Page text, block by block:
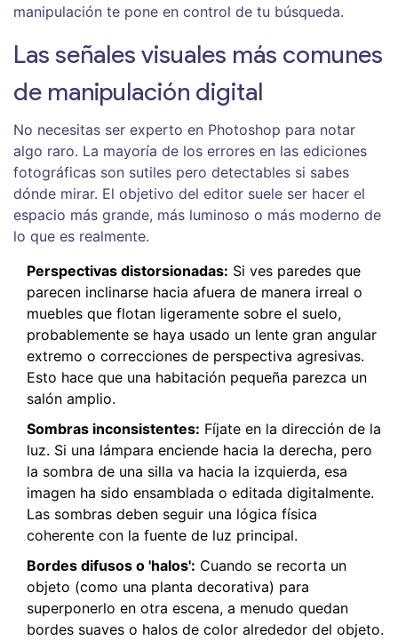
manipulación te pone en control de tu búsqueda.
Las señales visuales más comunes
de manipulación digital
No necesitas ser experto en Photoshop para notar
algo raro. La mayoría de los errores en las ediciones
fotográficas son sutiles pero detectables si sabes
dónde mirar. El objetivo del editor suele ser hacer el
espacio más grande, más luminoso o más moderno de
lo que es realmente.
Perspectivas distorsionadas: Si ves paredes que
parecen inclinarse hacia afuera de manera irreal o
muebles que flotan ligeramente sobre el suelo,
probablemente se haya usado un lente gran angular
extremo o correcciones de perspectiva agresivas.
Esto hace que una habitación pequeña parezca un
salón amplio.
Sombras inconsistentes: Fíjate en la dirección de la
luz. Si una lámpara enciende hacia la derecha, pero
la sombra de una silla va hacia la izquierda, esa
imagen ha sido ensamblada o editada digitalmente.
Las sombras deben seguir una lógica física
coherente con la fuente de luz principal.
Bordes difusos o 'halos': Cuando se recorta un
objeto (como una planta decorativa) para
superponerlo en otra escena, a menudo quedan
bordes suaves o halos de color alrededor del objeto.